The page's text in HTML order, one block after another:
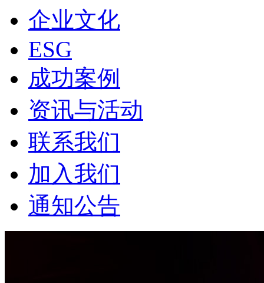
企业文化
ESG
成功案例
资讯与活动
联系我们
加入我们
通知公告